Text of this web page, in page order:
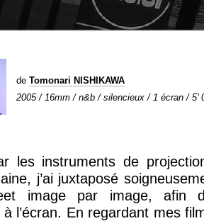
de Tomonari NISHIKAWA
2005 / 16mm / n&b / silencieux / 1 écran / 5'
les instruments de
j’ai juxtaposé
image par image, afin
l’écran. En regardant mes